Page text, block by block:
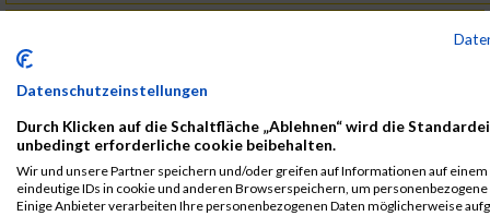
VeranstaltungStnr
Name
B2RUN
München
B2Run München
20333 Angelika Wieland 0000 GER
Infineon
AG
B2RUN
20333 Angelika Wieland 0000 GER
Infineon
Datenschutzeinstellungen
Durch Klicken auf die Schaltfläche „Ablehnen“ wird die
unbedingt erforderliche cookie beibehalten.
Wir und unsere Partner speichern und/oder greifen auf Informationen auf einem
eindeutige IDs in cookie und anderen Browserspeichern, um
Einige Anbieter verarbeiten Ihre personenbezogenen Daten möglicherweise